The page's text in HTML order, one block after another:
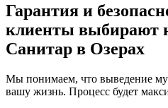
Гарантия и
клиенты выбирают
Санитар в Озерах
Мы понимаем, что выведение
вашу жизнь. Процесс будет